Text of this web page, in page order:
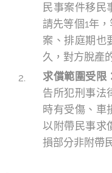
民事案件移民
請先等個1年
案、排庭期也
久，對方脫產
求償範圍受限
告所犯刑事法
時有受傷、車
以附帶民事求
損部分非附帶